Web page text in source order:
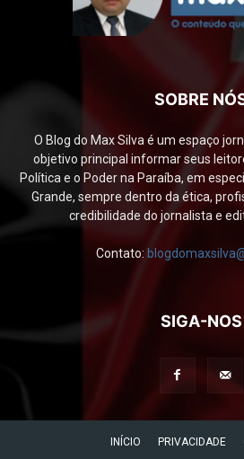
SOBRE
O Blog do Max Silva é um espaço
objetivo principal informar seus
Política e o Poder na Paraíba, em
Grande, sempre dentro da ética,
credibilidade do jornalista e
Contato:
SIGA-NOS
INÍCIO PRIVACIDADE